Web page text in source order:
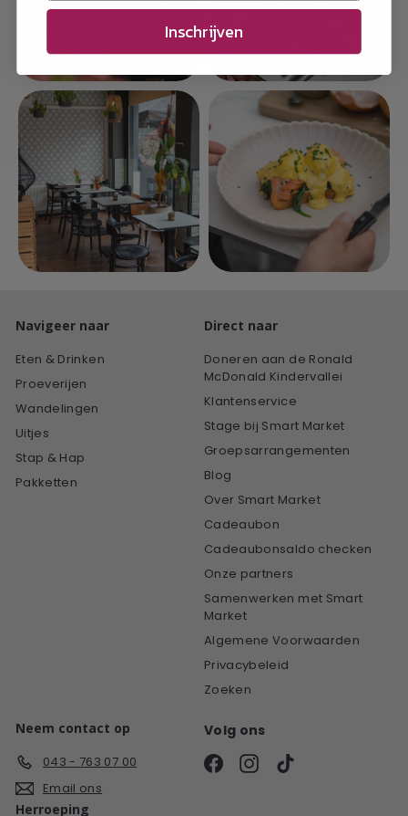
Navigeer naar
Eten & Drinken
Proeverijen
Wandelingen
Uitjes
Stap & Hap
Pakketten
Direct naar
Doneren aan de Ronald
McDonald Kindervallei
Klantenservice
Stage bij Smart Market
Groepsarrangementen
Blog
Over Smart Market
Cadeaubon
Cadeaubonsaldo checken
Onze partners
Samenwerken met Smart
Market
Algemene Voorwaarden
Privacybeleid
Zoeken
Neem contact op
043 - 763 07 00
Email ons
Volg ons
FacebookInstagram
TikTok
Herroeping
Inschrijven